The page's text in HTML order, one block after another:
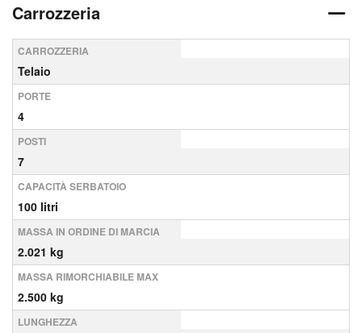
Carrozzeria
CARROZZERIA
Telaio
PORTE
4
POSTI
7
CAPACITÀ SERBATOIO
100 litri
MASSA IN ORDINE DI MARCIA
2.021 kg
MASSA RIMORCHIABILE MAX
2.500 kg
LUNGHEZZA